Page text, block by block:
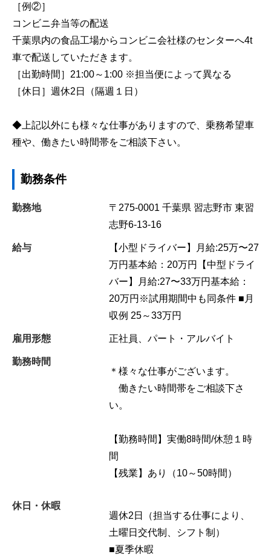
［例②］
コンビニ弁当等の配送
千葉県内の食品工場からコンビニ会社様のセンターへ4t
車で配送していただきます。
［出勤時間］21:00～1:00 ※担当便によって異なる
［休日］週休2日（隔週１日）
◆上記以外にも様々な仕事がありますので、乗務希望車
種や、働きたい時間帯をご相談下さい。
勤務条件
勤務地 〒275-0001 千葉県 習志野市 東習
志野6-13-16
給与
【小型ドライバー】月給:25万〜27
万円基本給：20万円【中型ドライ
バー】月給:27〜33万円基本給：
20万円※試用期間中も同条件 ■月
収例 25～33万円
雇用形態 正社員、パート・アルバイト
勤務時間
＊様々な仕事がございます。
働きたい時間帯をご相談下さ
い。
【勤務時間】実働8時間/休憩１時
間
【残業】あり（10～50時間）
休日・休暇
週休2日（担当する仕事により、
土曜日交代制、シフト制）
■夏季休暇